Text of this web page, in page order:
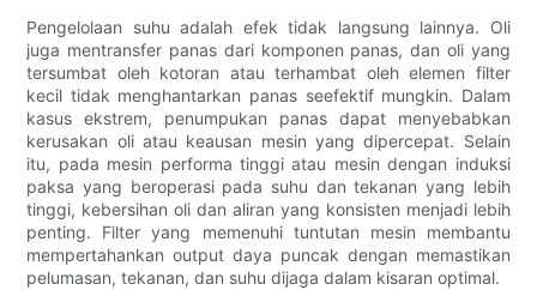
Pengelolaan suhu adalah efek tidak langsung lainnya. Oli
juga mentransfer panas dari komponen panas, dan oli yang
tersumbat oleh kotoran atau terhambat oleh elemen filter
kecil tidak menghantarkan panas seefektif mungkin. Dalam
kasus ekstrem, penumpukan panas dapat menyebabkan
kerusakan oli atau keausan mesin yang dipercepat. Selain
itu, pada mesin performa tinggi atau mesin dengan induksi
paksa yang beroperasi pada suhu dan tekanan yang lebih
tinggi, kebersihan oli dan aliran yang konsisten menjadi lebih
penting. Filter yang memenuhi tuntutan mesin membantu
mempertahankan output daya puncak dengan memastikan
pelumasan, tekanan, dan suhu dijaga dalam kisaran optimal.